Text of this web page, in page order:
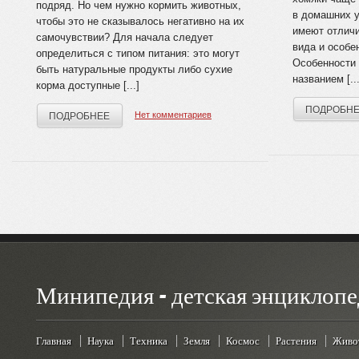
подряд. Но чем нужно кормить животных,
чтобы это не сказывалось негативно на их
самочувствии? Для начала следует
определиться с типом питания: это могут
быть натуральные продукты либо сухие
корма доступные [...]
ПОДРОБНЕЕ Нет комментариев
в домашних
имеют
вида и
названием
Минипедия - детская
Главная Наука Техника Земля Космос Растения